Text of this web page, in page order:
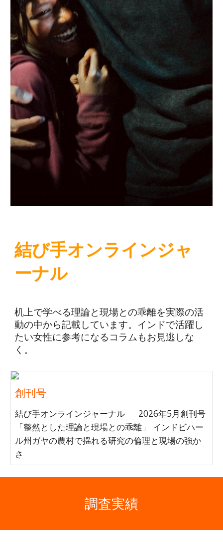
結び手オンラインジャ
ーナル
机上で学べる理論と現場との乖離を実際の活
動の中から記載しています。インドで活躍し
たい女性に参考になるコラムもお見逃しな
く。
創刊号
結び手オンラインジャーナル 2026年5月創刊号
「整然とした理論と現場との乖離」 インドビハー
ル州ガヤの農村で揺れる研究の倫理と現場の強か
さ
調査実績